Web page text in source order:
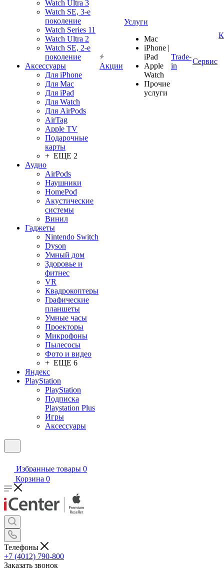
Watch Ultra 3
Watch SE, 3-е
поколение
Watch Series 11
Watch Ultra 2
Watch SE, 2-е
поколение
Аксессуары
Для iPhone
Для Mac
Для iPad
Для Watch
Для AirPods
AirTag
Apple TV
Подарочные
карты
+ ЕЩЕ 2
Аудио
AirPods
Наушники
HomePod
Акустические
системы
Винил
Гаджеты
Nintendo Switch
Dyson
Умный дом
Здоровье и
фитнес
VR
Квадрокоптеры
Графические
планшеты
Умные часы
Проекторы
Микрофоны
Пылесосы
Фото и видео
+ ЕЩЕ 6
Яндекс
PlayStation
PlayStation
Подписка
Playstation Plus
Игры
Аксессуары
Акции
Услуги
Mac
iPhone |
iPad
Apple
Watch
Прочие
услуги
Trade-
in
Сервис
Избранные товары 0
Корзина 0
Телефоны
+7 (4012) 790-800
Заказать звонок